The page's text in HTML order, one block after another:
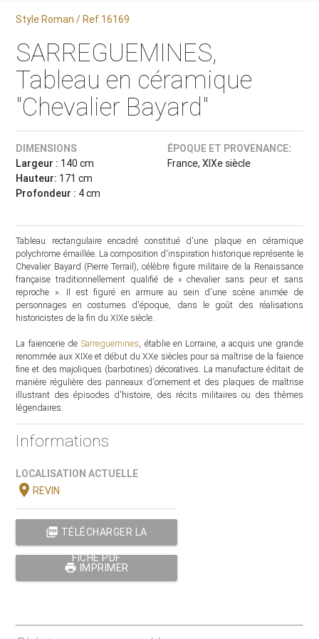
Style Roman / Ref.16169
SARREGUEMINES,
Tableau en céramique
"Chevalier Bayard"
DIMENSIONS
Largeur : 140 cm
Hauteur: 171 cm
Profondeur : 4 cm
ÉPOQUE ET PROVENANCE:
France, XIXe siècle
Tableau rectangulaire encadré constitué d'une plaque en céramique
polychrome émaillée. La composition d'inspiration historique représente le
Chevalier Bayard (Pierre Terrail), célèbre figure militaire de la Renaissance
française traditionnellement qualifié de « chevalier sans peur et sans
reproche ». Il est figuré en armure au sein d'une scène animée de
personnages en costumes d'époque, dans le goût des réalisations
historicistes de la fin du XIXe siècle.
La faïencerie de Sarreguemines, établie en Lorraine, a acquis une grande
renommée aux XIXe et début du XXe siècles pour sa maîtrise de la faïence
fine et des majoliques (barbotines) décoratives. La manufacture éditait de
manière régulière des panneaux d'ornement et des plaques de maîtrise
illustrant des épisodes d'histoire, des récits militaires ou des thèmes
légendaires.
Informations
LOCALISATION ACTUELLE
location_onREVIN
picture_as_pdf TÉLÉCHARGER LA
FICHE PDF
print IMPRIMER